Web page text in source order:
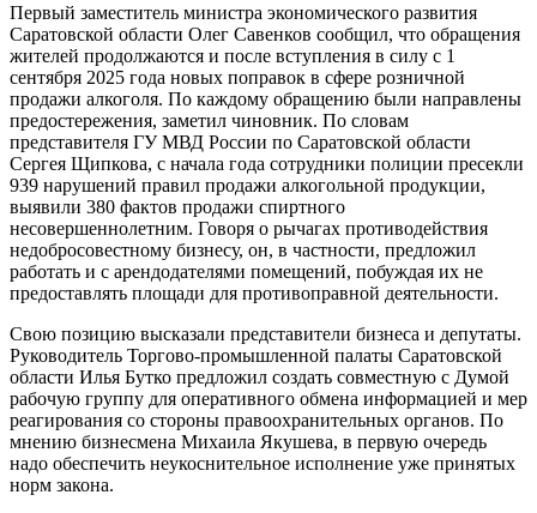
Первый заместитель министра экономического развития
Саратовской области Олег Савенков сообщил, что обращения
жителей продолжаются и после вступления в силу с 1
сентября 2025 года новых поправок в сфере розничной
продажи алкоголя. По каждому обращению были направлены
предостережения, заметил чиновник. По словам
представителя ГУ МВД России по Саратовской области
Сергея Щипкова, с начала года сотрудники полиции пресекли
939 нарушений правил продажи алкогольной продукции,
выявили 380 фактов продажи спиртного
несовершеннолетним. Говоря о рычагах противодействия
недобросовестному бизнесу, он, в частности, предложил
работать и с арендодателями помещений, побуждая их не
предоставлять площади для противоправной деятельности.
Свою позицию высказали представители бизнеса и депутаты.
Руководитель Торгово-промышленной палаты Саратовской
области Илья Бутко предложил создать совместную с Думой
рабочую группу для оперативного обмена информацией и мер
реагирования со стороны правоохранительных органов. По
мнению бизнесмена Михаила Якушева, в первую очередь
надо обеспечить неукоснительное исполнение уже принятых
норм закона.